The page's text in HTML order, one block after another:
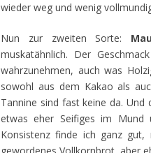
wieder weg und wenig
Nun zur zweiten Sorte:
muskatähnlich. Der
wahrzunehmen, auch was
sowohl aus dem Kakao als
Tannine sind fast keine da. Und
etwas eher Seifiges im Mund
Konsistenz finde ich ganz